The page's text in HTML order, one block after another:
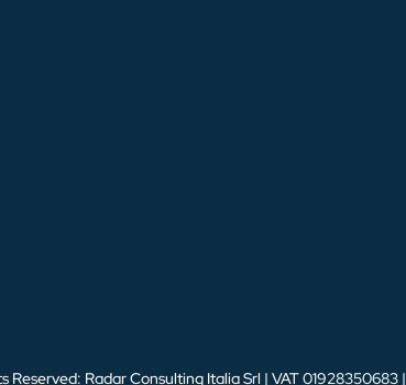
Radar Consulting Italia Srl | VAT 01928350683 |